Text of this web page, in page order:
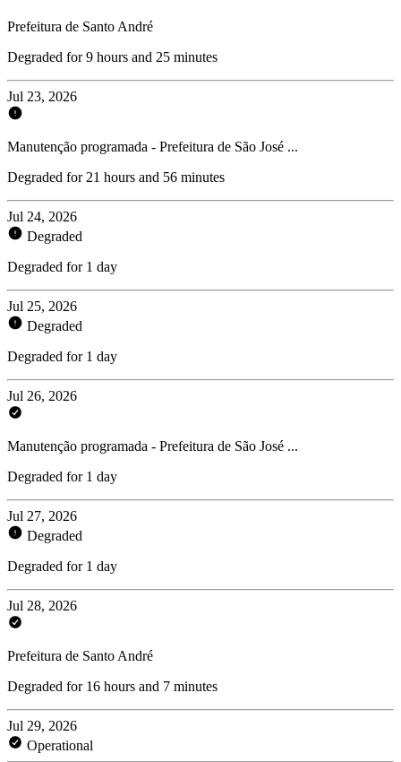
Prefeitura de Santo André
Degraded for 9 hours and 25 minutes
Jul 23, 2026
Manutenção programada - Prefeitura de São José ...
Degraded for 21 hours and 56 minutes
Jul 24, 2026
Degraded
Degraded for 1 day
Jul 25, 2026
Degraded
Degraded for 1 day
Jul 26, 2026
Manutenção programada - Prefeitura de São José ...
Degraded for 1 day
Jul 27, 2026
Degraded
Degraded for 1 day
Jul 28, 2026
Prefeitura de Santo André
Degraded for 16 hours and 7 minutes
Jul 29, 2026
Operational